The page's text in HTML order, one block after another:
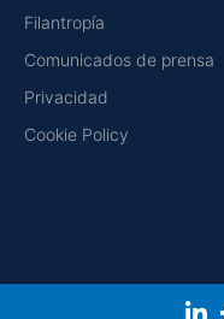
Filantropía
Comunicados de prensa
Privacidad
Cookie Policy